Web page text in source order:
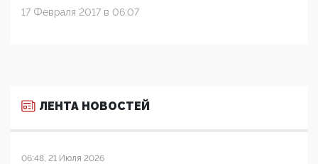
17 Февраля 2017 в 06:07
ЛЕНТА НОВОСТЕЙ
06:48, 21 Июля 2026